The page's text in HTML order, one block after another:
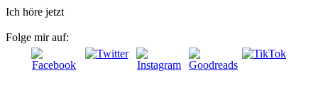
Ich höre jetzt
Folge mir auf: